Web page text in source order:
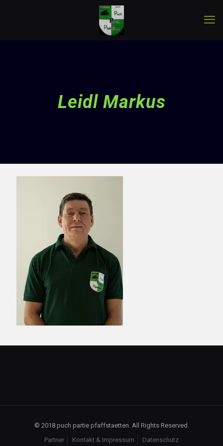
Leidl Markus
© 2018 puch partie pfaffstaetten. All Rights Reserved.
Partner
Kontakt & Impressum Datenschutz